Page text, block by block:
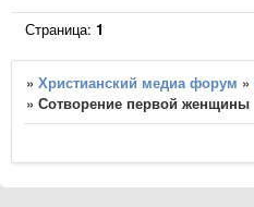
Страница:1
»Христианский медиа форум »
»Сотворение первой женщины